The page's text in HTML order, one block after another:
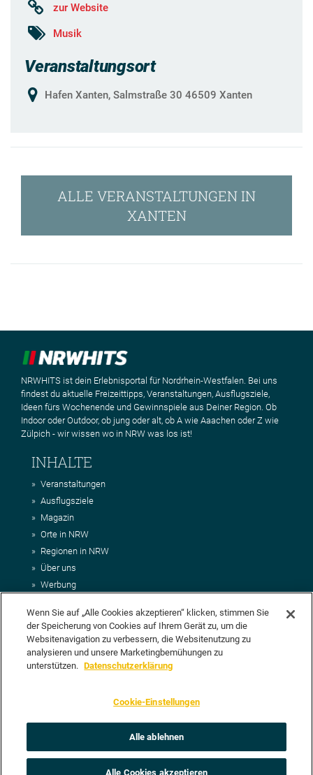
zur Website
Musik
Veranstaltungsort
Hafen Xanten, Salmstraße 30 46509 Xanten
ALLE VERANSTALTUNGEN IN
XANTEN
NRWHITS ist dein Erlebnisportal für Nordrhein-Westfalen. Bei uns
findest du aktuelle Freizeittipps, Veranstaltungen, Ausflugsziele,
Ideen fürs Wochenende und Gewinnspiele aus Deiner Region. Ob
Indoor oder Outdoor, ob jung oder alt, ob A wie Aaachen oder Z wie
Zülpich - wir wissen wo in NRW was los ist!
INHALTE
Veranstaltungen
Ausflugsziele
Magazin
Orte in NRW
Regionen in NRW
Über uns
Werbung
Impressum
AGB
Datenschutz
DEIN VORSCHLAG FÜR NRWHITS
vorschlagen? Klasse, dann nutze doch einfach
Unsere Redaktion wird Deinen Vorschlag dann so schnell wie
Wenn Sie auf „Alle Cookies akzeptieren“ klicken, stimmen Sie
der Speicherung von Cookies auf Ihrem Gerät zu, um die
Websitenavigation zu verbessern, die Websitenutzung zu
analysieren und unsere Marketingbemühungen zu
unterstützen. Datenschutzerklärung
Cookie-Einstellungen
Alle ablehnen
Alle Cookies akzeptieren